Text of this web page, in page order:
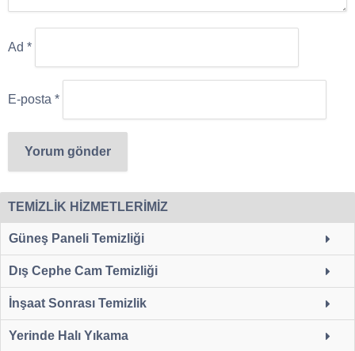
Ad *
E-posta *
TEMİZLİK HİZMETLERİMİZ
Güneş Paneli Temizliği
Dış Cephe Cam Temizliği
İnşaat Sonrası Temizlik
Yerinde Halı Yıkama